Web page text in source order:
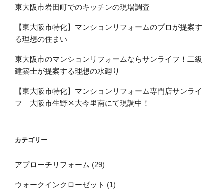
東大阪市岩田町でのキッチンの現場調査
【東大阪市特化】マンションリフォームのプロが提案す
る理想の住まい
東大阪市のマンションリフォームならサンライフ！二級
建築士が提案する理想の水廻り
【東大阪市特化】マンションリフォーム専門店サンライ
フ｜大阪市生野区大今里南にて現調中！
カテゴリー
アプローチリフォーム (29)
ウォークインクローゼット (1)